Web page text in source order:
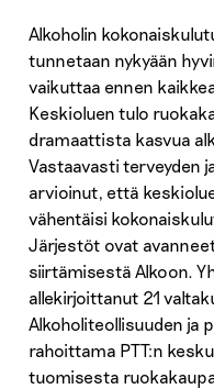
Alkoholin
tunnetaan nykyään
vaikuttaa ennen
Keskioluen tulo
dramaattista kasvua
Vastaavasti terveyden
arvioinut, että
vähentäisi
Järjestöt ovat
siirtämisestä Alkoon.
allekirjoittanut 21
Alkoholiteollisuuden ja
rahoittama PTT:n
tuomisesta